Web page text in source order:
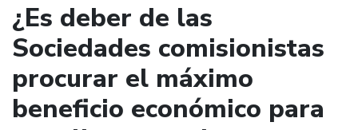
¿Es deber de las
Sociedades comisionistas
procurar el máximo
beneficio económico para